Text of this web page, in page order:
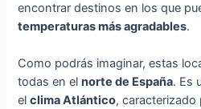
encontrar destinos en los que
temperaturas más agradables.
Como podrás imaginar, estas
todas en elnorte de España. Es
elclima Atlántico,